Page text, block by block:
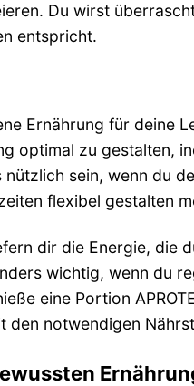
Du wirst
entspricht.
Ernährung für deine
optimal zu gestalten,
sein, wenn du
flexibel gestalten
dir die Energie,
wichtig, wenn du
eine Portion
den notwendigen